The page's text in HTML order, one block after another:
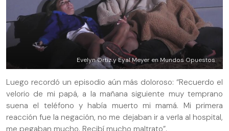
Evelyn Ortiz y Eyal Meyer en Mundos Opuestos
Luego recordó un episodio aún más doloroso: “Recuerdo el
velorio de mi papá, a la mañana siguiente muy temprano
suena el teléfono y había muerto mi mamá. Mi primera
reacción fue la negación, no me dejaban ir a verla al hospital,
me pegaban mucho. Recibí mucho maltrato”.